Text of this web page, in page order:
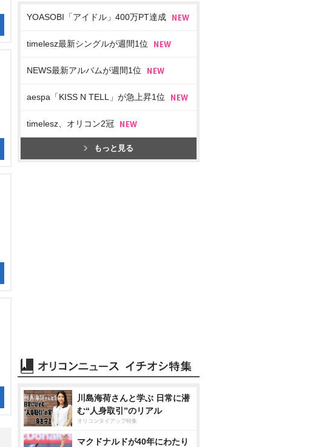
YOASOBI「アイドル」400万PT達成
timelesz最新シングルが週間1位
NEWS最新アルバムが週間1位
aespa「KISS N TELL」が急上昇1位
timelesz、オリコン2冠
もっと見る
川島海荷さんと学ぶ 日常に潜
む“人身取引”のリアル
オリコンタイアップ特集
マクドナルドが40年にわたり